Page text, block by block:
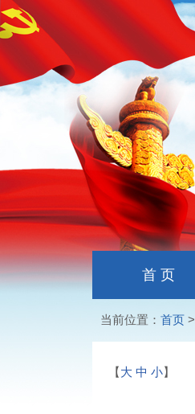
首 页
当前位置： 首页>
【大 中 小】